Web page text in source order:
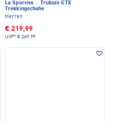
La Sportiva ·
Trubuto GTX
Trekkingschuhe
Herren
€ 219,99
UVP* € 269,99